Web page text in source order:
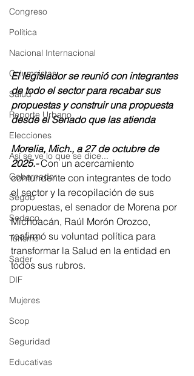
Congreso
Política
Nacional Internacional
Columnistas
Salud
Reporte Urbano
Elecciones
Así se ve lo que se dice...
Gobernador
Segob
Sedeco
Turismo
Sader
DIF
Mujeres
Scop
Seguridad
Educativas
El legislador se reunió con integrantes
de todo el sector para recabar sus
propuestas y construir una propuesta
desde el Senado que las atienda
Morelia, Mich., a 27 de octubre de
2025.- Con un acercamiento
contundente con integrantes de todo
el sector y la recopilación de sus
propuestas, el senador de Morena por
Michoacán, Raúl Morón Orozco,
reafirmó su voluntad política para
transformar la Salud en la entidad en
todos sus rubros.